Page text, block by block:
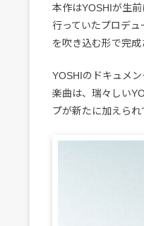
本作はYOSHIが生
行っていたプロデ
を吹き込む形で完成
YOSHIのドキュメ
楽曲は、瑞々しい
プが新たに加えられ